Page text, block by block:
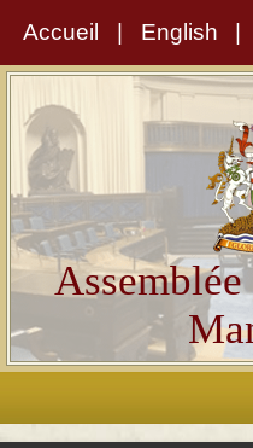
Accueil English